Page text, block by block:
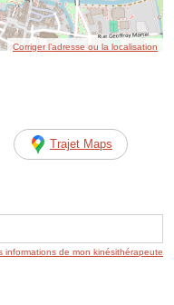
Corriger l’adresse ou la localisation
Trajet Maps
informations de mon kinésithérapeute